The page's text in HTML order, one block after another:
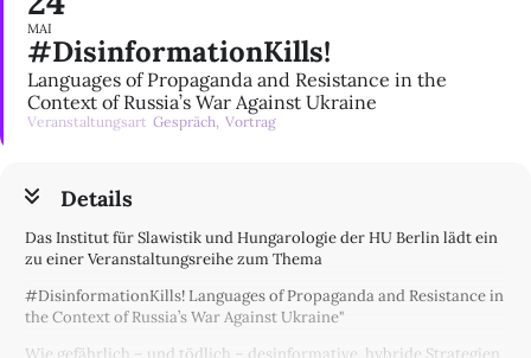
MAI
#DisinformationKills!
Languages of Propaganda and Resistance in the
Context of Russia’s War Against Ukraine
Veranstaltungsart Gespräch, Vortrag
Details
Das Institut für Slawistik und Hungarologie der HU Berlin lädt ein
zu einer Veranstaltungsreihe zum Thema
#DisinformationKills! Languages of Propaganda and Resistance in
the Context of Russia’s War Against Ukraine"
Wie gefährlich – und tödlich – desinformative, hybride Strategien